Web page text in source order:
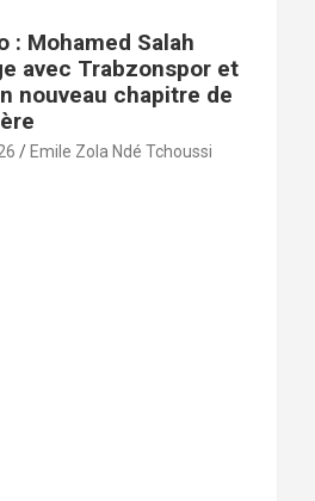
: Mohamed Salah
avec Trabzonspor et
nouveau chapitre de
Emile Zola Ndé Tchoussi